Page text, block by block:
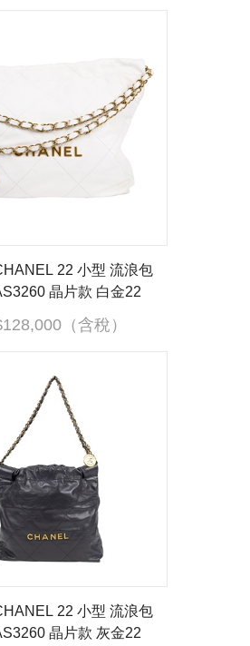
22 小型 流浪包
晶片款 白金22
（含稅）
22 小型 流浪包
晶片款 灰金22